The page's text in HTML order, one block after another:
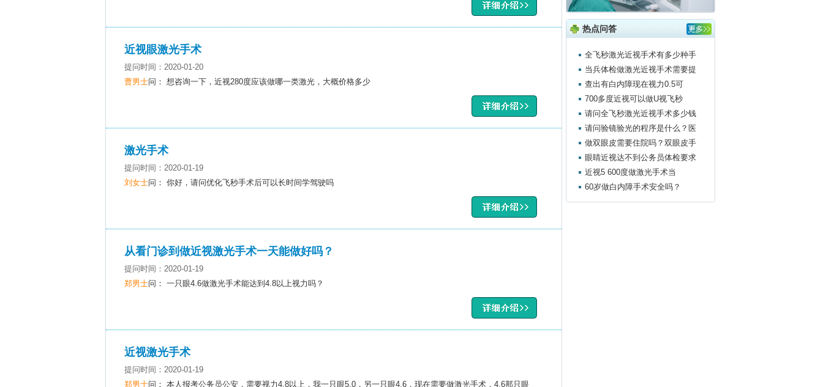
近视眼激光手术
提问时间：2020-01-20
曹男士问： 想咨询一下，近视280度应该做哪一类激光，大概价格多少
激光手术
提问时间：2020-01-19
刘女士问： 你好，请问优化飞秒手术后可以长时间学驾驶吗
从看门诊到做近视激光手术一天能做好吗？
提问时间：2020-01-19
郑男士问： 一只眼4.6做激光手术能达到4.8以上视力吗？
近视激光手术
提问时间：2020-01-19
郑男士问： 本人报考公务员公安，需要视力4.8以上，我一只眼5.0，另一只眼4.6，现在需要做激光手术，4.6那只眼
热点问答
全飞秒激光近视手术有多少种手
当兵体检做激光近视手术需要提
查出有白内障现在视力0.5可
700多度近视可以做U视飞秒
请问全飞秒激光近视手术多少钱
请问验镜验光的程序是什么？医
做双眼皮需要住院吗？双眼皮手
眼睛近视达不到公务员体检要求
近视5 600度做激光手术当
60岁做白内障手术安全吗？